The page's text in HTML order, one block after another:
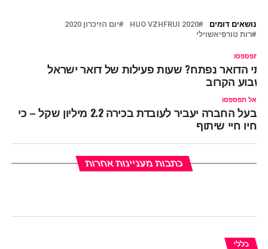
נושאים דומים HUO VZHFRUI 2020
יום הזיכרון 2020
רות טורפיאשוילי
תפספסו
הדואר נפתח? שעות פעילות של דואר ישראל
הקרוב
אל תפספסו
בעל החברה יעביר לעובדת בכירה 2.2 מיליון שקל – כי
חיו חיי שיתוף
כתבות מעניינות אחרות
כללי